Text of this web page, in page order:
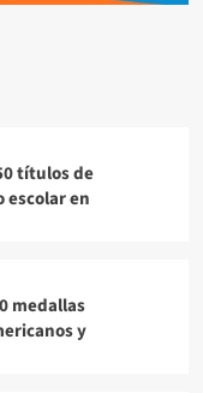
títulos de
escolar en
medallas
y